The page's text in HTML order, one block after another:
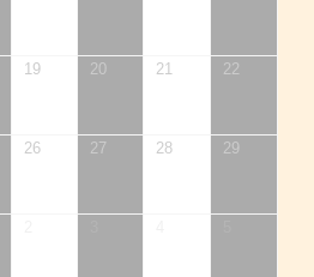
19 20 21 22
26 27 28 29